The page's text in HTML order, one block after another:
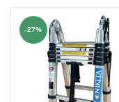
-27%